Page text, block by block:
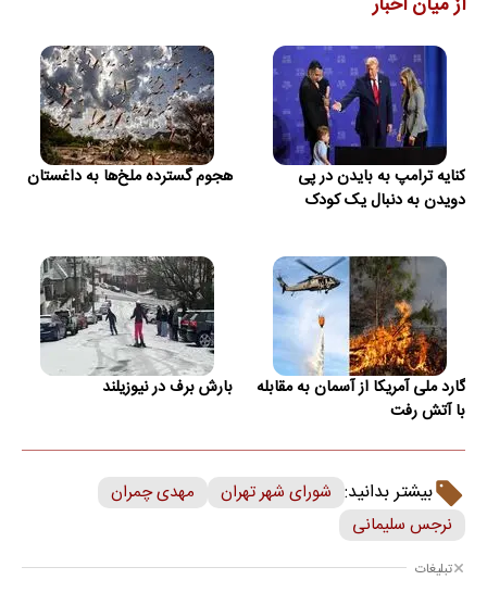
کنایه ترامپ به بایدن در پی
دویدن به دنبال یک کودک
هجوم گسترده ملخ‌ها به داغستان
گارد ملی آمریکا از آسمان به مقابله
با آتش رفت
بارش برف در نیوزیلند
بیشتر بدانید: شورای شهر تهران
مهدی چمران
نرجس سلیمانی
تبلیغات